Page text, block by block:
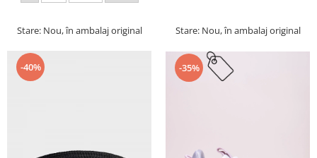
Stare: Nou, în ambalaj original Stare: Nou, în ambalaj original
-40% -35%